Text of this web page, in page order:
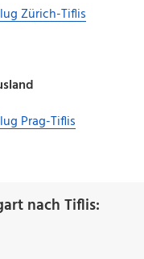
Zürich-Tiflis
Prag-Tiflis
nach Tiflis: